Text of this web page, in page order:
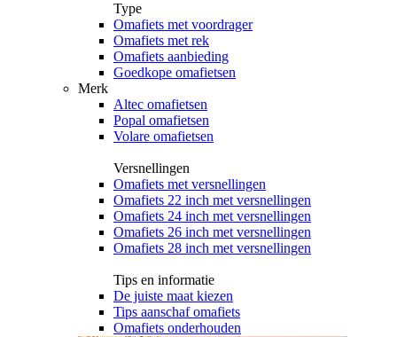
Type
Omafiets met voordrager
Omafiets met rek
Omafiets aanbieding
Goedkope omafietsen
Merk
Altec omafietsen
Popal omafietsen
Volare omafietsen
Versnellingen
Omafiets met versnellingen
Omafiets 22 inch met versnellingen
Omafiets 24 inch met versnellingen
Omafiets 26 inch met versnellingen
Omafiets 28 inch met versnellingen
Tips en informatie
De juiste maat kiezen
Tips aanschaf omafiets
Omafiets onderhouden